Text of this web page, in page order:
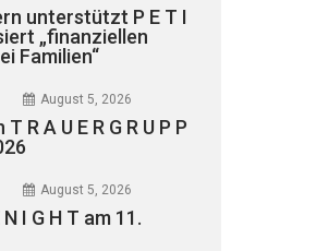
unterstützt P E T I
„finanziellen
Familien“
August 5, 2026
R A U E R G R U P P
August 5, 2026
I G H T am 11.